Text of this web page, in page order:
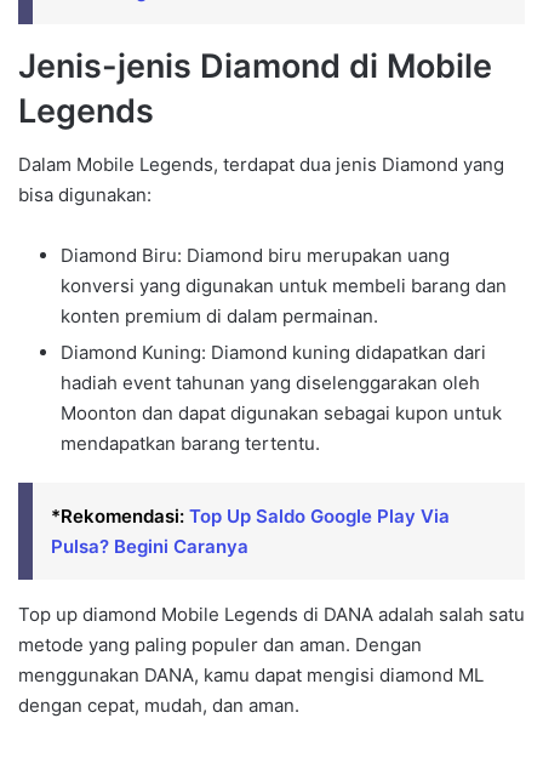
Jenis-jenis Diamond di Mobile
Legends
Dalam Mobile Legends, terdapat dua jenis Diamond yang
bisa digunakan:
Diamond Biru: Diamond biru merupakan uang
konversi yang digunakan untuk membeli barang dan
konten premium di dalam permainan.
Diamond Kuning: Diamond kuning didapatkan dari
hadiah event tahunan yang diselenggarakan oleh
Moonton dan dapat digunakan sebagai kupon untuk
mendapatkan barang tertentu.
*Rekomendasi: Top Up Saldo Google Play Via
Pulsa? Begini Caranya
Top up diamond Mobile Legends di DANA adalah salah satu
metode yang paling populer dan aman. Dengan
menggunakan DANA, kamu dapat mengisi diamond ML
dengan cepat, mudah, dan aman.